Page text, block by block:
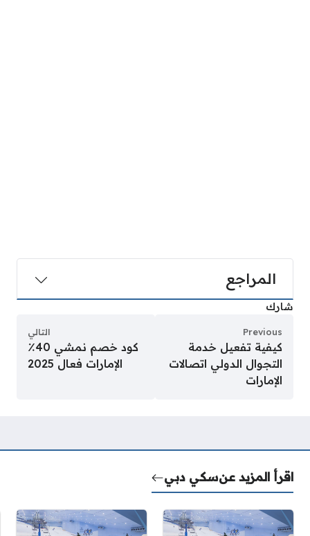
المراجع
شارك
Previous
كيفية تفعيل خدمة
التجوال الدولي اتصالات
الإمارات
التالي
كود خصم نمشي 40٪
الإمارات فعال 2025
اقرأ المزيد عنسكي دبي